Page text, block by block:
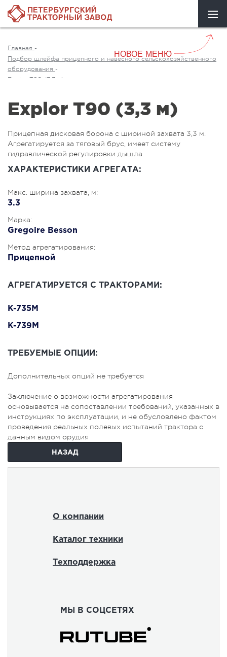
НОВОЕ МЕНЮ
Главная -
Подбор шлейфа прицепного и навесного сельскохозяйственного
оборудования -
Explor T90 (3,3 м)
Explor T90 (3,3 м)
Прицепная дисковая борона с шириной захвата 3,3 м.
Агрегатируется за тяговый брус, имеет систему
гидравлической регулировки дышла.
ХАРАКТЕРИСТИКИ АГРЕГАТА:
Макс. ширина захвата, м:
3.3
Марка:
Gregoire Besson
Метод агрегатирования:
Прицепной
АГРЕГАТИРУЕТСЯ С ТРАКТОРАМИ:
K-735M
K-739M
ТРЕБУЕМЫЕ ОПЦИИ:
Дополнительных опций не требуется
Заключение о возможности агрегатирования
основывается на сопоставлении требований, указанных в
инструкциях по эксплуатации, и не обусловлено фактом
проведения реальных полевых испытаний трактора с
данным видом орудия
НАЗАД
О компании
Каталог техники
Техподдержка
МЫ В СОЦСЕТЯХ